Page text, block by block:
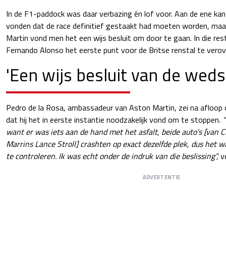
In de F1-paddock was daar verbazing én lof voor. Aan de ene
vonden dat de race definitief gestaakt had moeten worden,
Martin vond men het een wijs besluit om door te gaan. In die
Fernando Alonso het eerste punt voor de Britse renstal te
'Een wijs besluit van de
Pedro de la Rosa, ambassadeur van Aston Martin, zei na
dat hij het in eerste instantie noodzakelijk vond om te stoppen.
want er was iets aan de hand met het asfalt, beide auto's [van
Marrins Lance Stroll] crashten op exact dezelfde plek, dus het
te controleren. Ik was echt onder de indruk van die beslissing”,
ADVERTENTIE